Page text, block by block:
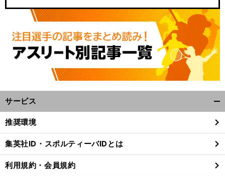
サービス
閉
る
推奨環境
集英社ID・スポルティーバIDとは
利用規約・会員規約